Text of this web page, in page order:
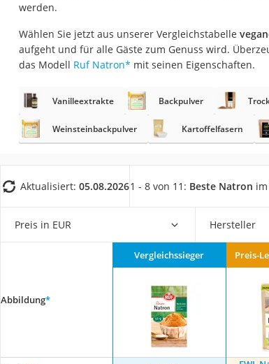
Honig
Irischer
Matcha-
MCT-Öl
Erythrit
Müsli
werden.
Wählen Sie jetzt aus unserer Vergleichstabelle
aufgeht und für alle Gäste zum Genuss wird.
das Modell Ruf Natron* mit seinen Eigenschaften.
Vanilleextrakte Backpulver
Weinsteinbackpulver Kartoffelfasern
Aktualisiert: 05.08.20261 - 8 von 11: Beste Natron
Preis in EUR Hersteller
Abbildung*
Vergleichssieger Preis-